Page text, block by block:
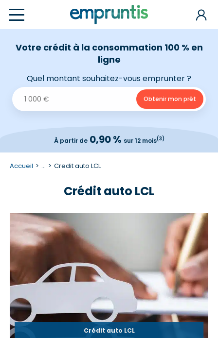
Votre crédit à la consommation 100 % en
ligne
Quel montant souhaitez-vous emprunter ?
À partir de0,90 % sur 12 mois(3)
Accueil ... Credit auto LCL
Crédit auto LCL
Crédit auto LCL